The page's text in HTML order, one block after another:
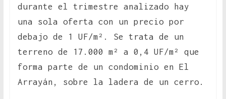
durante el trimestre analizado hay
una sola oferta con un precio por
debajo de 1 UF/m². Se trata de un
terreno de 17.000 m² a 0,4 UF/m² que
forma parte de un condominio en El
Arrayán, sobre la ladera de un cerro.